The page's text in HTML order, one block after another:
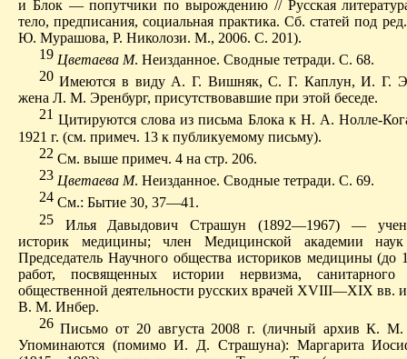
и Блок — попутчики по вырождению // Русская
тело, предписания, социальная практика. Сб. статей под
Ю. Мурашова, Р. Николози. М., 2006. С. 201).
19 Цветаева М. Неизданное. Сводные тетради. С. 68.
20 Имеются в виду А. Г. Вишняк, С. Г. Каплун, И. Г.
жена Л. М. Эренбург, присутствовавшие при этой беседе.
21 Цитируются слова из письма Блока к Н. А. Нолле-
1921 г. (см. примеч. 13 к публикуемому письму).
22 См. выше примеч. 4 на стр. 206.
23 Цветаева М. Неизданное. Сводные тетради. С. 69.
24 См.: Бытие 30, 37—41.
25
Илья Давыдович Страшун (1892—1967) —
историк медицины; член Медицинской академии
Председатель Научного общества историков медицины (до
работ, посвященных истории нервизма, санитарного
общественной деятельности русских врачей XVIII—XIX вв.
В. М. Инбер.
26 Письмо от 20 августа 2008 г. (личный архив К. М.
Упоминаются (помимо И. Д. Страшуна): Маргарита